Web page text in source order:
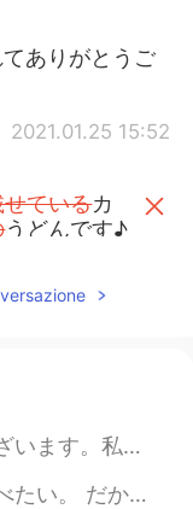
ありがとうご
2021.01.25 15:52
せているカ
うどんです♪
す♪
った)けど、
と思った
します。
なかったです。)文法も書きも独学しています。ちなみに、...
いかたでしいた。 Today I wanted to eat Japane...